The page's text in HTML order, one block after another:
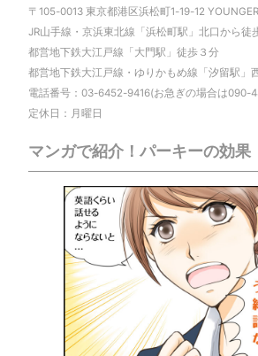
〒105-0013 東京都港区浜松町1-19-12
JR山手線・京浜東北線「浜松町駅」北口から徒
都営地下鉄大江戸線「大門駅」徒歩３分
都営地下鉄大江戸線・ゆりかもめ線「汐留駅」
電話番号：03-6452-9416(お急ぎの場合は090-
定休日：月曜日
マンガで紹介！パーキーの効果